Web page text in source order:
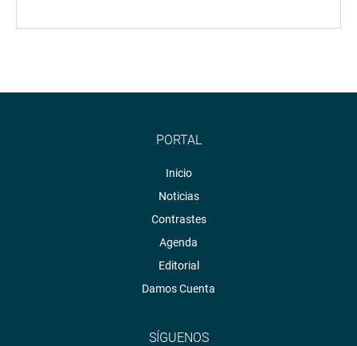
PORTAL
Inicio
Noticias
Contrastes
Agenda
Editorial
Damos Cuenta
SÍGUENOS